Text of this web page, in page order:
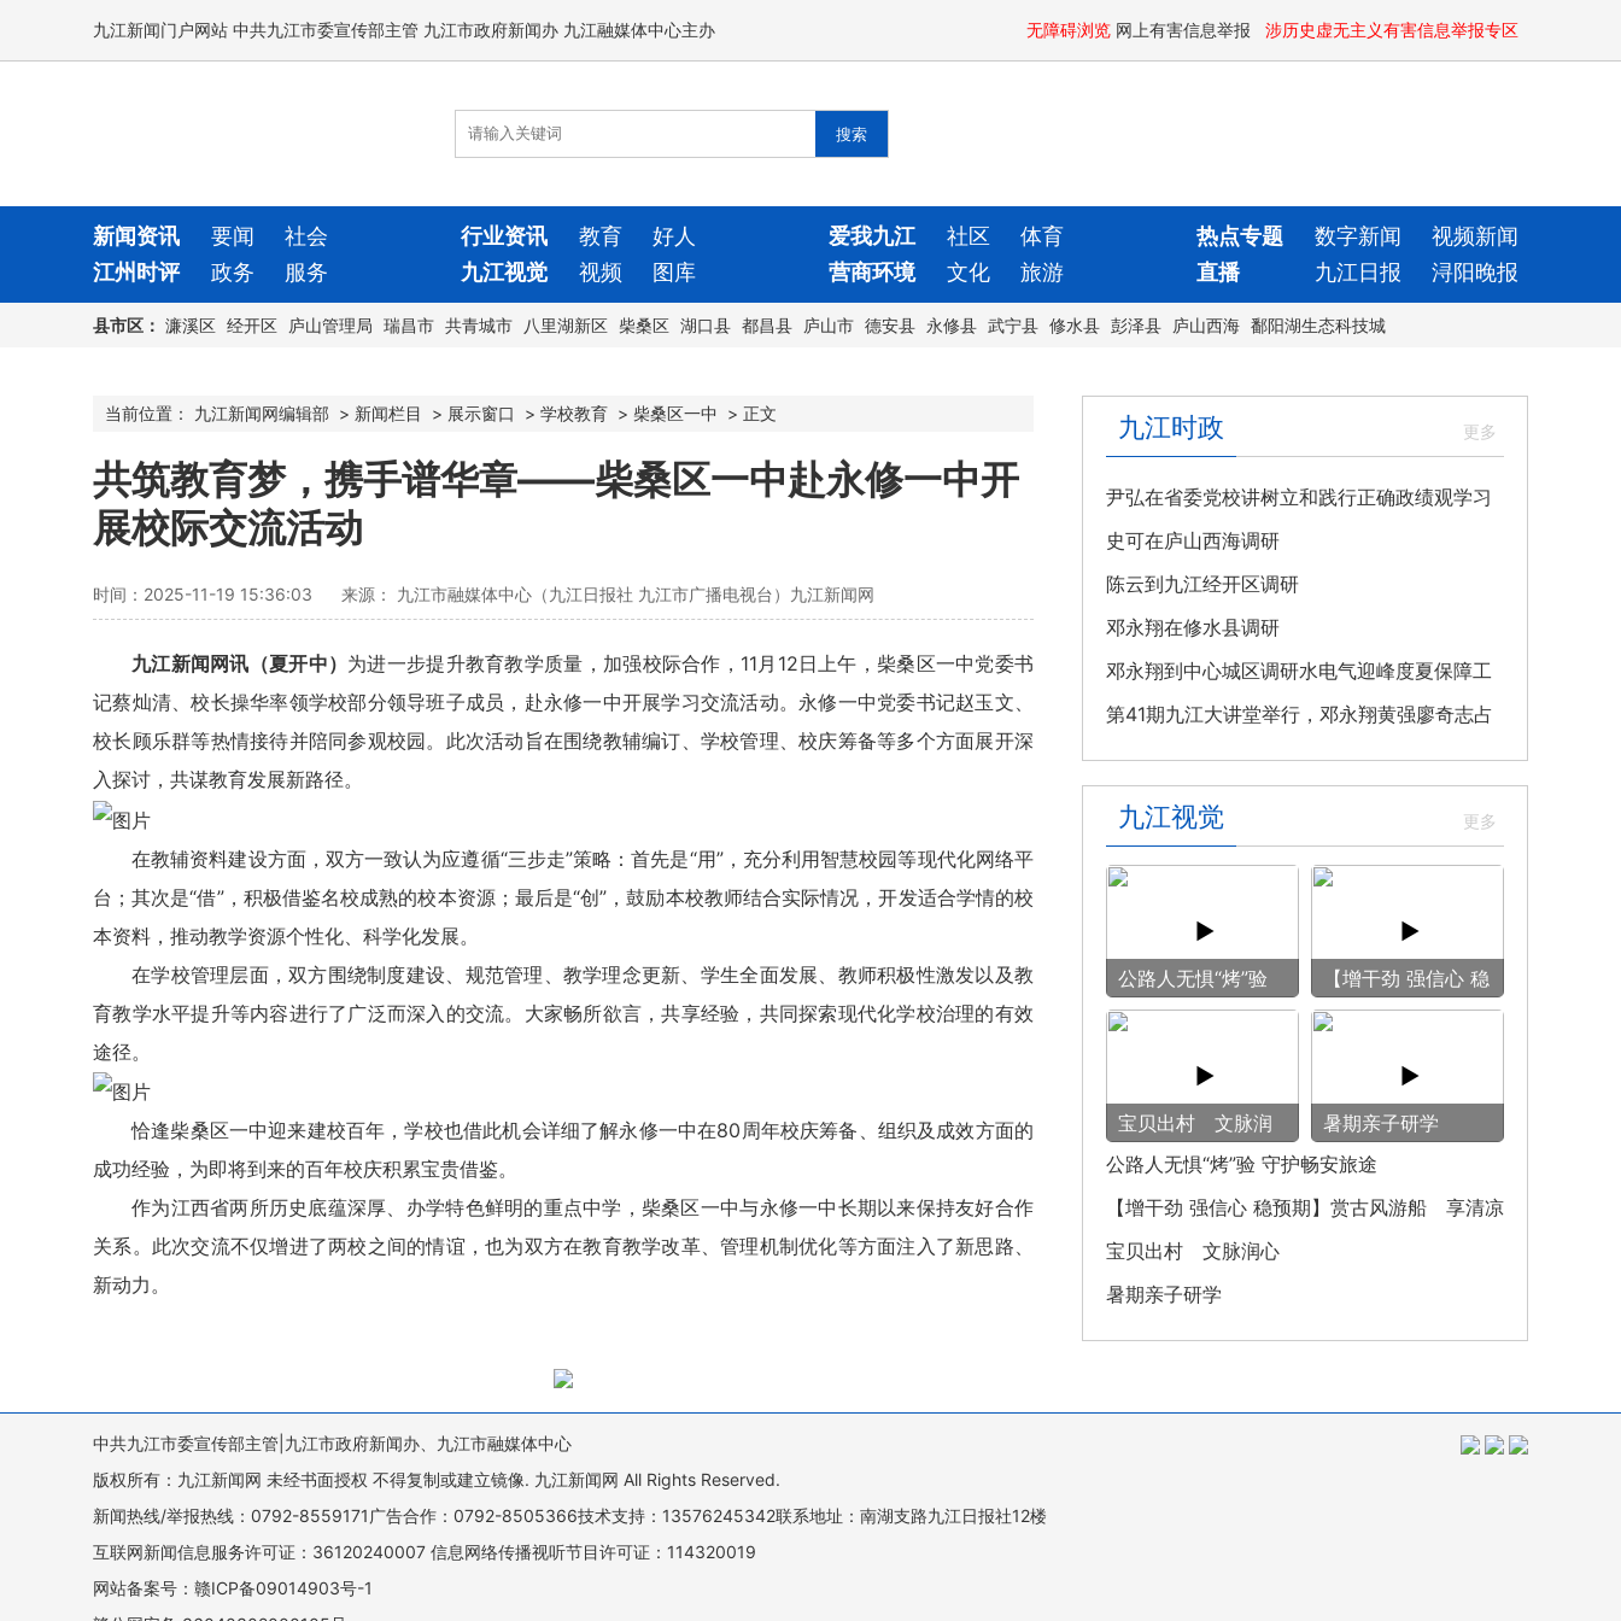
九江新闻门户网站 中共九江市委宣传部主管 九江市政府新闻办 九江融媒体中心主办 无障碍浏览 网上有害信息举报 涉历史虚无主义有害信息举报专区
新闻资讯 要闻 社会 行业资讯 教育 好人 爱我九江 社区 体育 热点专题 数字新闻
视频新闻
江州时评
政务 服务 九江视觉 视频 图库 营商环境 文化 旅游 直播 九江日报 浔阳晚报
县市区： 濂溪区 经开区 庐山管理局 瑞昌市 共青城市 八里湖新区 柴桑区 湖口县 都昌县 庐山市 德安县 永修县 武宁县 修水县 彭泽县 庐山西海 鄱阳湖生态科技城
当前位置： 九江新闻网编辑部 > 新闻栏目 > 展示窗口 > 学校教育 > 柴桑区一中 > 正文
共筑教育梦，携手谱华章——柴桑区一中赴永修一中开
展校际交流活动
时间：2025-11-19 15:36:03 来源： 九江市融媒体中心（九江日报社 九江市广播电视台）九江新闻网
九江新闻网讯（夏开中） 为进一步提升教育教学质量，加强校际合作，11月12日上午，柴桑区一中党委书
记蔡灿清、校长操华率领学校部分领导班子成员，赴永修一中开展学习交流活动。永修一中党委书记赵玉文、
校长顾乐群等热情接待并陪同参观校园。此次活动旨在围绕教辅编订、学校管理、校庆筹备等多个方面展开深
入探讨，共谋教育发展新路径。
在教辅资料建设方面，双方一致认为应遵循“三步走”策略：首先是“用”，充分利用智慧校园等现代化网络平
台；其次是“借”，积极借鉴名校成熟的校本资源；最后是“创”，鼓励本校教师结合实际情况，开发适合学情的校
本资料，推动教学资源个性化、科学化发展。
在学校管理层面，双方围绕制度建设、规范管理、教学理念更新、学生全面发展、教师积极性激发以及教
育教学水平提升等内容进行了广泛而深入的交流。大家畅所欲言，共享经验，共同探索现代化学校治理的有效
途径。
恰逢柴桑区一中迎来建校百年，学校也借此机会详细了解永修一中在80周年校庆筹备、组织及成效方面的
成功经验，为即将到来的百年校庆积累宝贵借鉴。
作为江西省两所历史底蕴深厚、办学特色鲜明的重点中学，柴桑区一中与永修一中长期以来保持友好合作
关系。此次交流不仅增进了两校之间的情谊，也为双方在教育教学改革、管理机制优化等方面注入了新思路、
新动力。
九江时政
尹弘在省委党校讲树立和践行正确政绩观学习
教育专题党课
史可在庐山西海调研
陈云到九江经开区调研
邓永翔在修水县调研
邓永翔到中心城区调研水电气迎峰度夏保障工
作
第41期九江大讲堂举行，邓永翔黄强廖奇志占
勇出席
九江视觉
公路人无惧“烤”验
守护畅安旅途
【增干劲 强信心 稳
预期】赏古风游
宝贝出村 文脉润
心
暑期亲子研学
公路人无惧“烤”验 守护畅安旅途
【增干劲 强信心 稳预期】赏古风游船 享清凉
之旅
宝贝出村 文脉润心
暑期亲子研学
中共九江市委宣传部主管|九江市政府新闻办、九江市融媒体中心
版权所有：九江新闻网 未经书面授权 不得复制或建立镜像. 九江新闻网 All Rights Reserved.
新闻热线/举报热线：0792-8559171广告合作：0792-8505366技术支持：13576245342联系地址：南湖支路九江日报社12楼
互联网新闻信息服务许可证：36120240007 信息网络传播视听节目许可证：114320019
网站备案号：赣ICP备09014903号-1